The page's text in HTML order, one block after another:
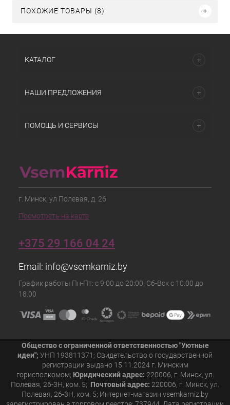
ПОХОЖИЕ ТОВАРЫ (8)
КАТАЛОГ
НАШИ ПРЕДЛОЖЕНИЯ
ПОМОЩЬ И СЕРВИСЫ
г. Минск, ул Полевая, д. 26
Посмотреть на карте
+375 29 166 04 24
Email: info@vsemkarniz.by
График работы Пн-Пт: с 9:00 до 20:00, Сб-Вск с 10.00 до
18.00
Общество с ограниченной ответственностью "Уютные
идеи"; УНП 193811371; Свидетельство о государственной
регистрации выдано 15.11.2024 г. Минским
горисполкомом; Юридический адрес: 220006, г. Минск, ул.
Полевая, 26-3Н, ком. 5; Почтовый адрес: 220006, г. Минск, ул.
Полевая, 26-3Н, ком. 5; Интернет-магазин vsemkarniz.by